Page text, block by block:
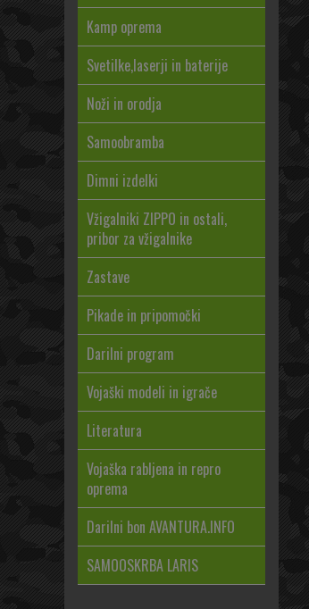
Kamp oprema
Svetilke,laserji in baterije
Noži in orodja
Samoobramba
Dimni izdelki
Vžigalniki ZIPPO in ostali,
pribor za vžigalnike
Zastave
Pikade in pripomočki
Darilni program
Vojaški modeli in igrače
Literatura
Vojaška rabljena in repro
oprema
Darilni bon AVANTURA.INFO
SAMOOSKRBA LARIS